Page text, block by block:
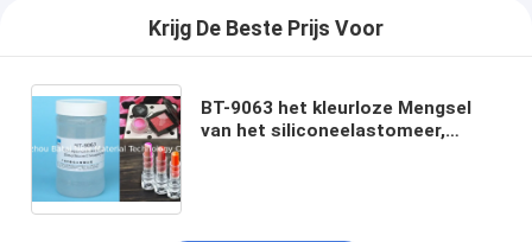
Krijg De Beste Prijs Voor
BT-9063 het kleurloze Mengsel
van het siliconeelastomeer,